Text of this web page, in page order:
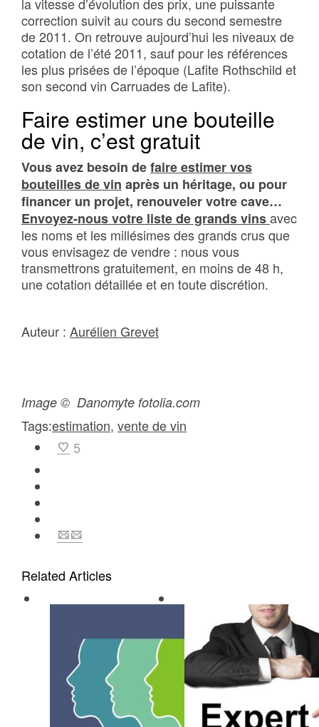
correction suivit au cours du second semestre
de 2011. On retrouve aujourd’hui les niveaux de
cotation de l’été 2011, sauf pour les références
les plus prisées de l’époque (Lafite Rothschild et
son second vin Carruades de Lafite).
Faire estimer une bouteille
de vin, c’est gratuit
Vous avez besoin defaire estimer vos
bouteilles de vin après un héritage, ou pour
financer un projet, renouveler votre cave…
Envoyez-nous votre liste de grands vinsavec
les noms et les millésimes des grands crus que
vous envisagez de vendre : nous vous
transmettrons gratuitement, en moins de 48 h,
une cotation détaillée et en toute discrétion.
Auteur : Aurélien Grevet
Image © Danomyte fotolia.com
Tags:estimation, vente de vin
5
Related Articles